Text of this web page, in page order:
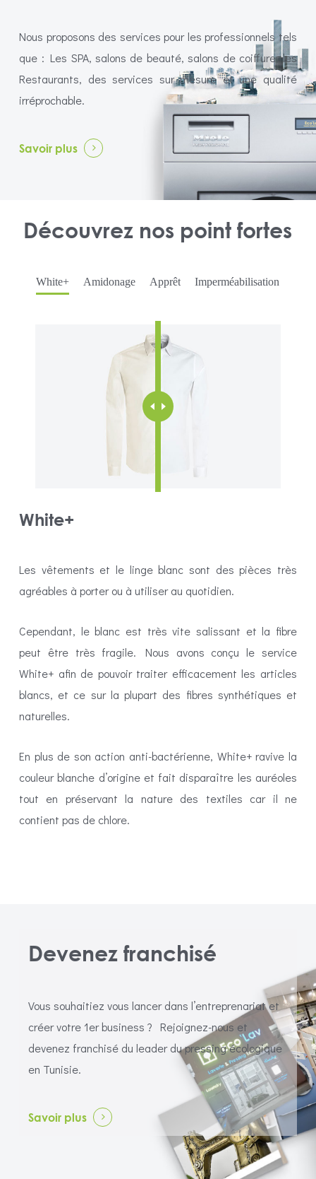
Nous proposons des services pour les professionnels tels
que : Les SPA, salons de beauté, salons de coiffure, les
Restaurants, des services sur mesure et une qualité
irréprochable.
Savoir plus
Découvrez nos point fortes
White+ Amidonage Apprêt Imperméabilisation
White+
Les vêtements et le linge blanc sont des pièces très
agréables à porter ou à utiliser au quotidien.
Cependant, le blanc est très vite salissant et la fibre
peut être très fragile. Nous avons conçu le service
White+ afin de pouvoir traiter efficacement les articles
blancs, et ce sur la plupart des fibres synthétiques et
naturelles.
En plus de son action anti-bactérienne, White+ ravive la
couleur blanche d’origine et fait disparaître les auréoles
tout en préservant la nature des textiles car il ne
contient pas de chlore.
Devenez franchisé
Vous souhaitiez vous lancer dans l’entreprenariat et
créervotre 1er business ?Rejoignez-nous et
devenez franchisé du leader du pressing écologique
en Tunisie.
Savoir plus